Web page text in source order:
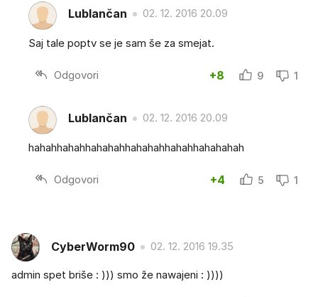
Lublančan 02. 12. 2016 20.09
Saj tale poptv se je sam še za smejat.
Odgovori +8 9 1
Lublančan 02. 12. 2016 20.09
hahahhahahhahahahhahahahhahahhahahahah
Odgovori +4 5 1
CyberWorm90 02. 12. 2016 19.35
admin spet briše : ))) smo že nawajeni : ))))